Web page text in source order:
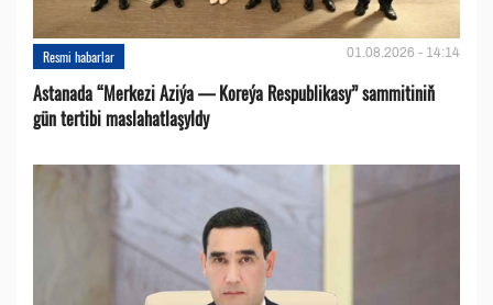
Resmi habarlar 01.08.2026 - 14:14
Astanada “Merkezi Aziýa — Koreýa Respublikasy” sammitiniň
gün tertibi maslahatlaşyldy